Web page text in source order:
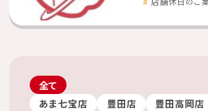
全て
あま七宝店
豊田店 豊田高岡店